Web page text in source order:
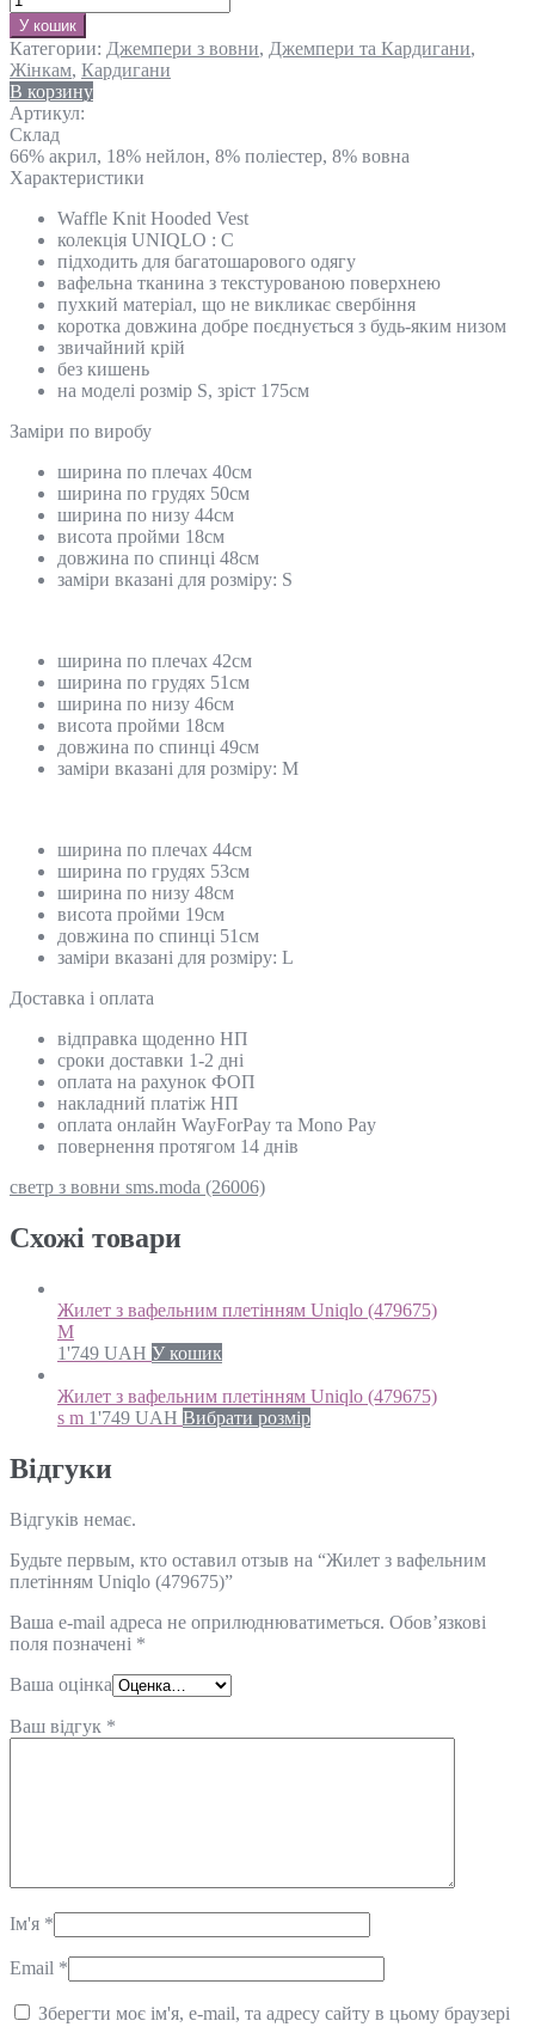
У кошик
Категории: Джемпери з вовни, Джемпери та Кардигани,
Жінкам, Кардигани
В корзину
Артикул:
Склад
66% акрил, 18% нейлон, 8% поліестер, 8% вовна
Характеристики
Waffle Knit Hooded Vest
колекція UNIQLO : C
підходить для багатошарового одягу
вафельна тканина з текстурованою поверхнею
пухкий матеріал, що не викликає свербіння
коротка довжина добре поєднується з будь-яким низом
звичайний крій
без кишень
на моделі розмір S, зріст 175см
Замiри по виробу
ширина по плечах 40см
ширина по грудях 50см
ширина по низу 44см
висота пройми 18см
довжина по спинці 48см
заміри вказані для розміру: S
ширина по плечах 42см
ширина по грудях 51см
ширина по низу 46см
висота пройми 18см
довжина по спинці 49см
заміри вказані для розміру: М
ширина по плечах 44см
ширина по грудях 53см
ширина по низу 48см
висота пройми 19см
довжина по спинці 51см
заміри вказані для розміру: L
Доставка і оплата
відправка щоденно НП
сроки доставки 1-2 дні
оплата на рахунок ФОП
накладний платіж НП
оплата онлайн WayForPay та Mono Pay
повернення протягом 14 днів
светр з вовни sms.moda (26006)
Схожi товари
Жилет з вафельним плетінням Uniqlo (479675)
M
1'749 UAH У кошик
Жилет з вафельним плетінням Uniqlo (479675)
s m 1'749 UAH Вибрати розмір
Відгуки
Відгуків немає.
Будьте первым, кто оставил отзыв на “Жилет з вафельним
плетінням Uniqlo (479675)”
Ваша e-mail адреса не оприлюднюватиметься. Обов’язкові
поля позначені *
Ваша оцінка
Ваш відгук *
Ім'я *
Email *
Зберегти моє ім'я, e-mail, та адресу сайту в цьому браузері